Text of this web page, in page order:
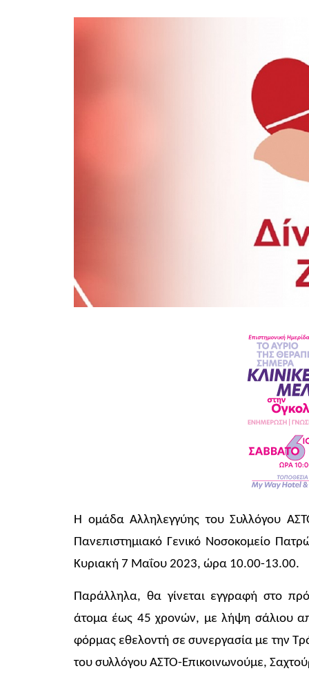
Η ομάδα Αλληλεγγύης του Συλλόγου
Πανεπιστημιακό Γενικό Νοσοκομείο
Κυριακή 7 Μαΐου 2023, ώρα 10.00-13.00.
Παράλληλα, θα γίνεται εγγραφή στο
άτομα έως 45 χρονών, με λήψη σάλιου
φόρμας εθελοντή σε συνεργασία με την
του συλλόγου ΑΣΤΟ-Επικοινωνούμε,